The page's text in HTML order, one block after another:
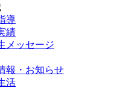
導
績
メッセージ
報・お知らせ
活